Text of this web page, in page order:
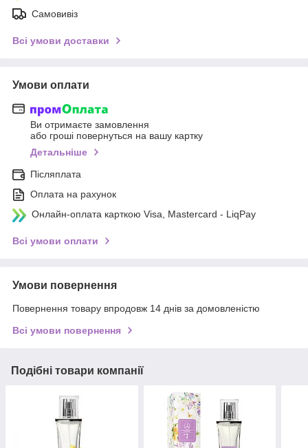
Самовивіз
Всі умови доставки
Умови оплати
Ви отримаєте замовлення
або гроші повернуться на вашу картку
Детальніше
Післяплата
Оплата на рахунок
Онлайн-оплата карткою Visa, Mastercard - LiqPay
Всі умови оплати
Умови повернення
Повернення товару впродовж 14 днів за домовленістю
Всі умови повернення
Подібні товари компанії